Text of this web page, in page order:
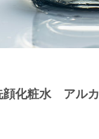
化粧水 アル